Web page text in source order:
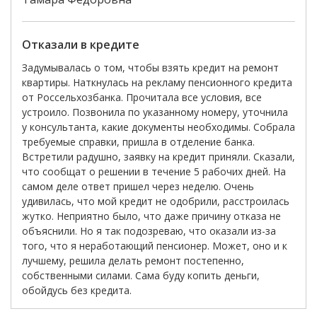
Отказали в кредите
Задумывалась о том, чтобы взять кредит на ремонт
квартиры. Наткнулась на рекламу пенсионного кредита
от Россельхозбанка. Прочитала все условия, все
устроило. Позвонила по указанному номеру, уточнила
у консультанта, какие документы необходимы. Собрала
требуемые справки, пришла в отделение банка.
Встретили радушно, заявку на кредит приняли. Сказали,
что сообщат о решении в течение 5 рабочих дней. На
самом деле ответ пришел через неделю. Очень
удивилась, что мой кредит не одобрили, расстроилась
жутко. Неприятно было, что даже причину отказа не
объяснили. Но я так подозреваю, что оказали из-за
того, что я неработающий пенсионер. Может, оно и к
лучшему, решила делать ремонт постепенно,
собственными силами. Сама буду копить деньги,
обойдусь без кредита.